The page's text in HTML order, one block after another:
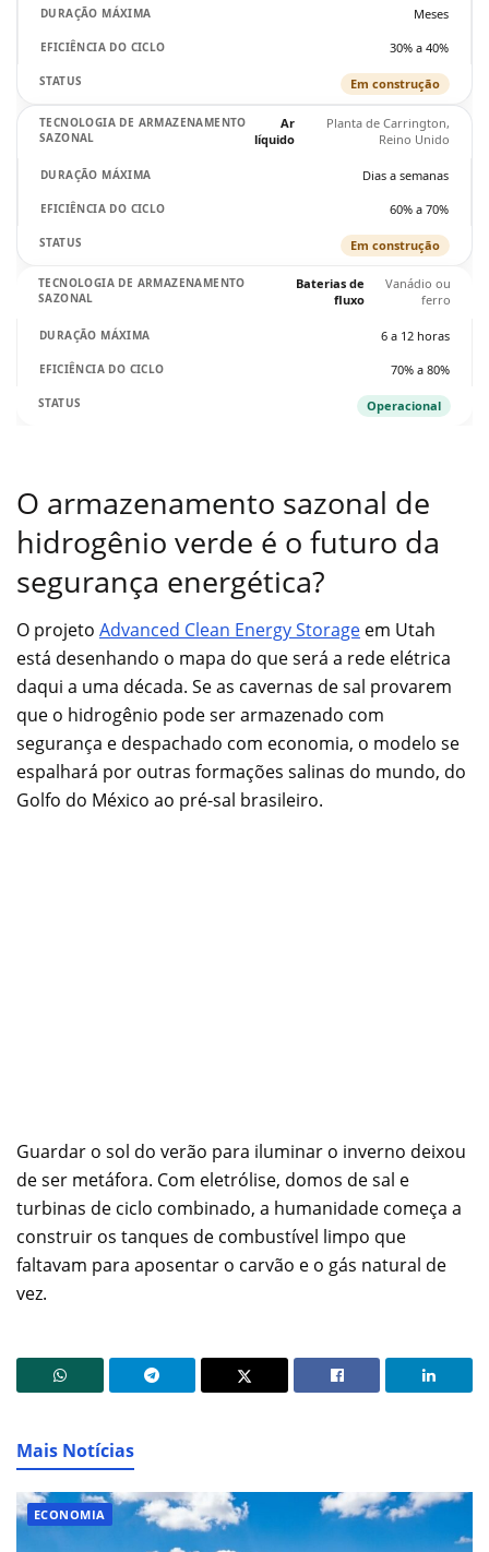
Meses
30% a 40%
Em construção
Ar
líquido
Planta de Carrington,
Reino Unido
Dias a semanas
60% a 70%
Em construção
Baterias de
fluxo
Vanádio ou
ferro
6 a 12 horas
70% a 80%
Operacional
O armazenamento sazonal de
hidrogênio verde é o futuro da
segurança energética?
O projeto Advanced Clean Energy Storage em Utah
está desenhando o mapa do que será a rede elétrica
daqui a uma década. Se as cavernas de sal provarem
que o hidrogênio pode ser armazenado com
segurança e despachado com economia, o modelo se
espalhará por outras formações salinas do mundo, do
Golfo do México ao pré-sal brasileiro.
Guardar o sol do verão para iluminar o inverno deixou
de ser metáfora. Com eletrólise, domos de sal e
turbinas de ciclo combinado, a humanidade começa a
construir os tanques de combustível limpo que
faltavam para aposentar o carvão e o gás natural de
vez.
Mais Notícias
ECONOMIA